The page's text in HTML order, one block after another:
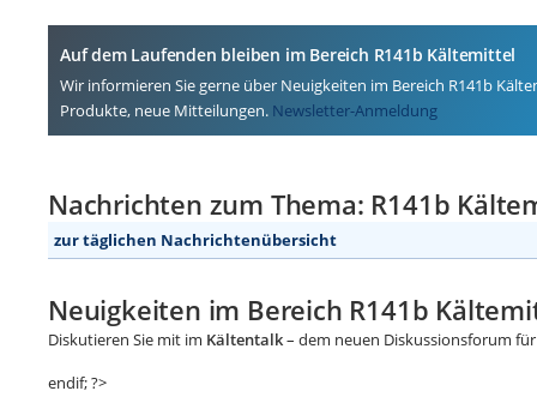
Auf dem Laufenden bleiben im Bereich R141b Kältemittel
Wir informieren Sie gerne über Neuigkeiten im Bereich R141b
Produkte, neue Mitteilungen. Newsletter-Anmeldung
Nachrichten zum Thema: R141b
zur täglichen Nachrichtenübersicht
Neuigkeiten im Bereich R141b
Diskutieren Sie mit im Kältentalk– dem neuen Diskussionsforum
endif; ?>